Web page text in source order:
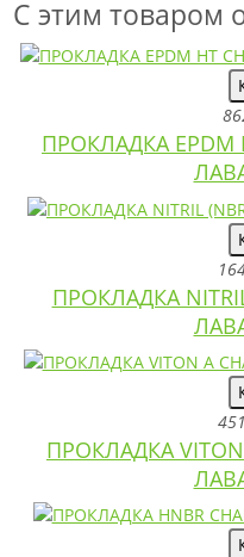
С этим товаром
ПРОКЛАДКА EPDM
ПРОКЛАДКА
ПРОКЛАДКА